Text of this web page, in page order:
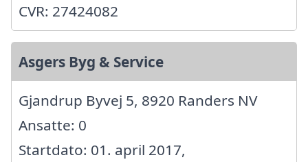
CVR: 27424082
Asgers Byg & Service
Gjandrup Byvej 5, 8920 Randers NV
Ansatte: 0
Startdato: 01. april 2017,